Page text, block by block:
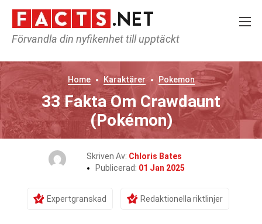
Förvandla din nyfikenhet till upptäckt
Home Karaktärer Pokemon
33 Fakta Om Crawdaunt
(Pokémon)
Skriven Av: Chloris Bates
Publicerad: 01 Jan 2025
Expertgranskad Redaktionella riktlinjer